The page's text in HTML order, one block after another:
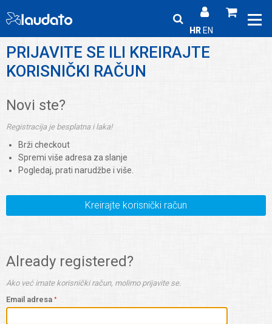
HR EN
PRIJAVITE SE ILI KREIRAJTE
KORISNIČKI RAČUN
Novi ste?
Registracija je besplatna i laka!
Brži checkout
Spremi više adresa za slanje
Pogledaj, prati narudžbe i više.
Kreirajte korisnički račun
Already registered?
Ako već imate korisnički račun, molimo prijavite se.
Email adresa